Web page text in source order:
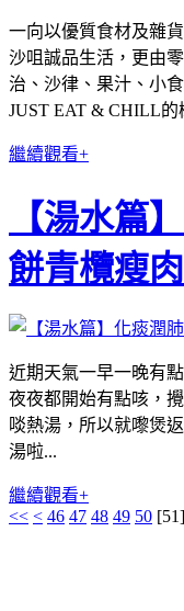
一向以優質食材及雜貨
沙咀誠品生活，更由
治、沙律、果汁、小
JUST EAT & CHILL的
繼續觀看+
【湯水篇
餅青欖瘦
近期天氣一早一晚有點
夜夜都開始有點咳 ，
啖熱湯 ，所以就嚟煲
湯啦...
繼續觀看+
<< < 46 47 48 49 50 [51]